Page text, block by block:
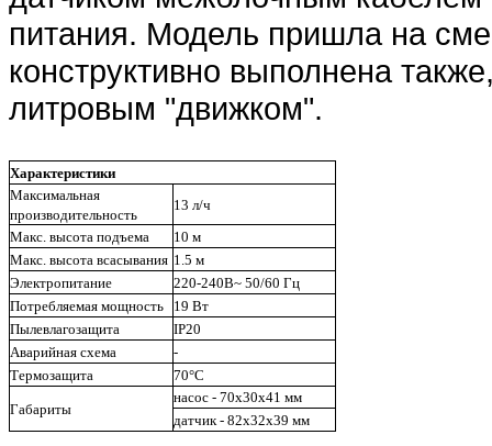
питания. Модель пришла на
конструктивно выполнена
литровым "движком".
Характеристики
Максимальная
производительность
13 л/ч
Макс. высота подъема
10 м
Макс. высота всасывания 1.5 м
Электропитание
220-240В~ 50/60 Гц
Потребляемая мощность
19 Вт
Пылевлагозащита
IP20
Аварийная схема
-
Термозащита
70°C
Габариты
насос - 70x30x41 мм
датчик - 82x32x39 мм